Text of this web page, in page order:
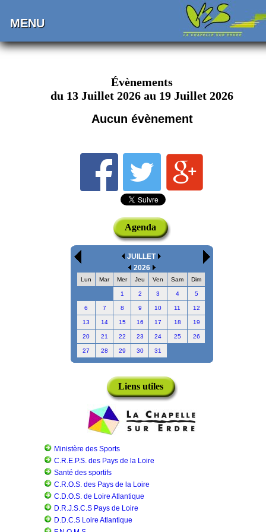
MENU
Évènements
du 13 Juillet 2026 au 19 Juillet 2026
Aucun évènement
Agenda
JUILLET
2026
Lun Mar Mer Jeu Ven Sam Dim
1 2 3 4 5
6 7 8 9 10 11 12
13 14 15 16 17 18 19
20 21 22 23 24 25 26
27 28 29 30 31
Liens utiles
Ministère des Sports
C.R.E.P.S. des Pays de la Loire
Santé des sportifs
C.R.O.S. des Pays de la Loire
C.D.O.S. de Loire Atlantique
D.R.J.S.C.S Pays de Loire
D.D.C.S Loire Atlantique